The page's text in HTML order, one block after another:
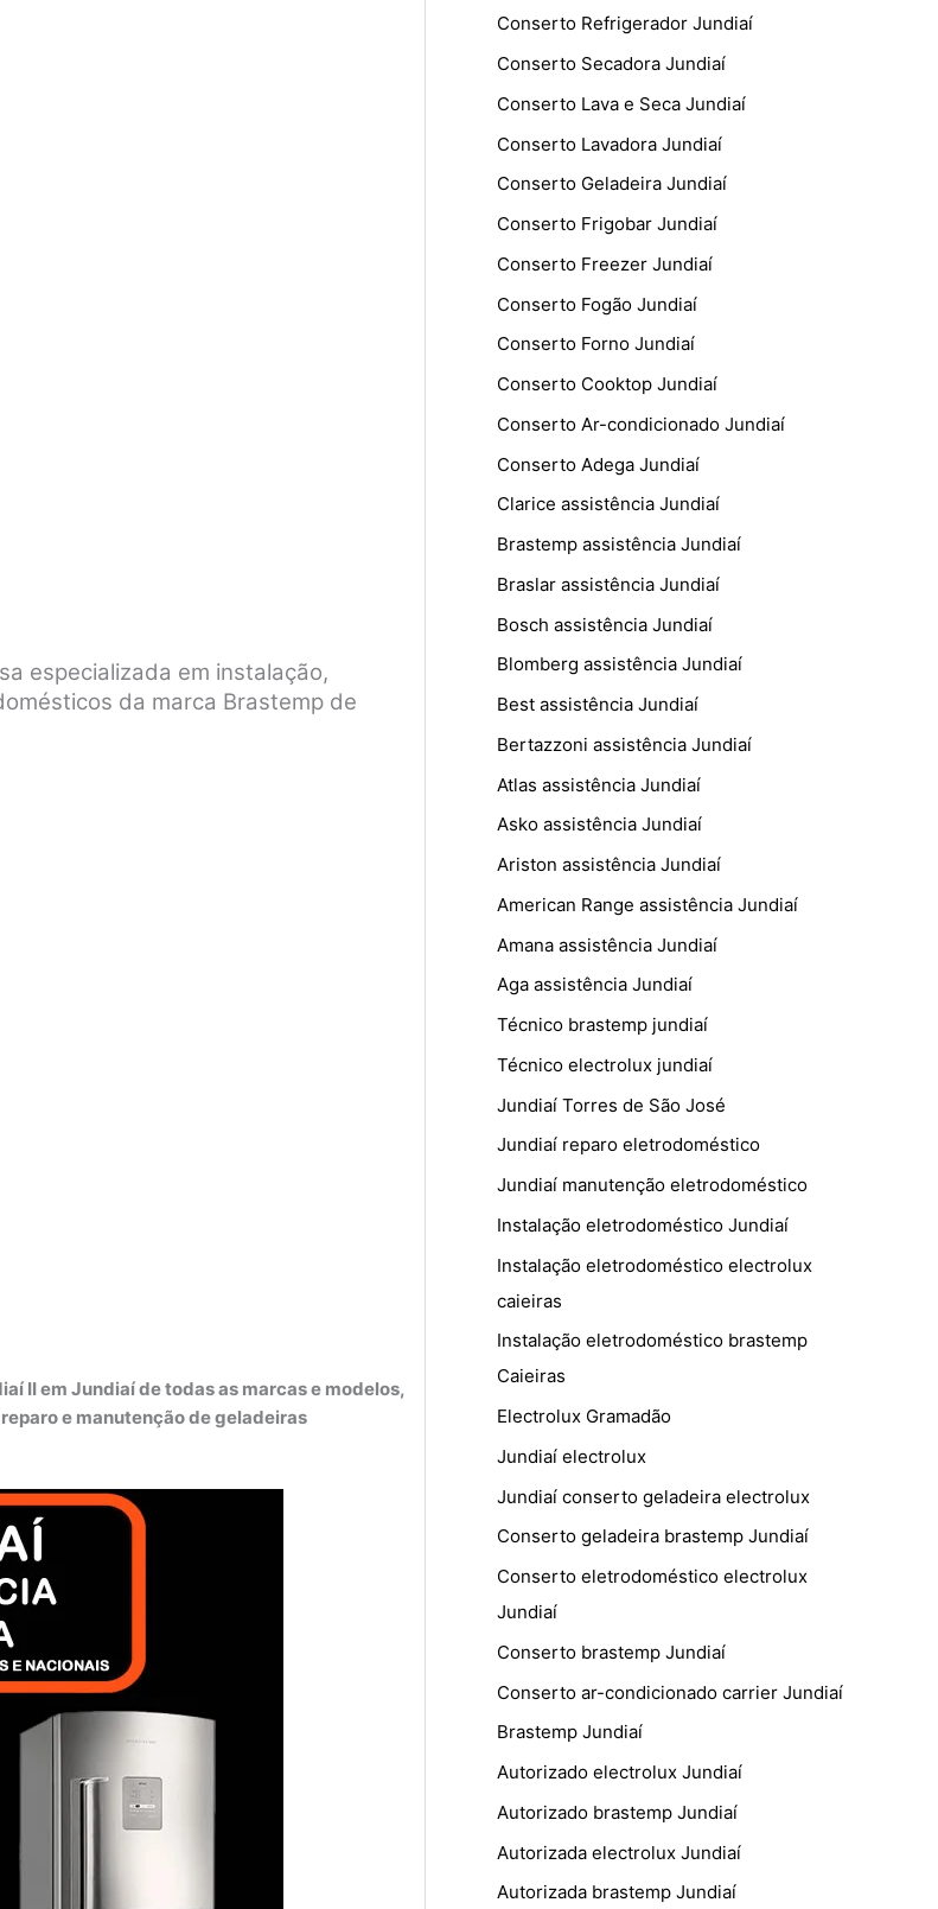
especializada em instalação,
da marca Brastemp de
II em Jundiaí de todas as marcas e modelos,
e manutenção de geladeiras
Conserto Refrigerador Jundiaí
Conserto Secadora Jundiaí
Conserto Lava e Seca Jundiaí
Conserto Lavadora Jundiaí
Conserto Geladeira Jundiaí
Conserto Frigobar Jundiaí
Conserto Freezer Jundiaí
Conserto Fogão Jundiaí
Conserto Forno Jundiaí
Conserto Cooktop Jundiaí
Conserto Ar-condicionado Jundiaí
Conserto Adega Jundiaí
Clarice assistência Jundiaí
Brastemp assistência Jundiaí
Braslar assistência Jundiaí
Bosch assistência Jundiaí
Blomberg assistência Jundiaí
Best assistência Jundiaí
Bertazzoni assistência Jundiaí
Atlas assistência Jundiaí
Asko assistência Jundiaí
Ariston assistência Jundiaí
American Range assistência Jundiaí
Amana assistência Jundiaí
Aga assistência Jundiaí
Técnico brastemp jundiaí
Técnico electrolux jundiaí
Jundiaí Torres de São José
Jundiaí reparo eletrodoméstico
Jundiaí manutenção eletrodoméstico
Instalação eletrodoméstico Jundiaí
Instalação eletrodoméstico electrolux
caieiras
Instalação eletrodoméstico brastemp
Caieiras
Electrolux Gramadão
Jundiaí electrolux
Jundiaí conserto geladeira electrolux
Conserto geladeira brastemp Jundiaí
Conserto eletrodoméstico electrolux
Jundiaí
Conserto brastemp Jundiaí
Conserto ar-condicionado carrier Jundiaí
Brastemp Jundiaí
Autorizado electrolux Jundiaí
Autorizado brastemp Jundiaí
Autorizada electrolux Jundiaí
Autorizada brastemp Jundiaí